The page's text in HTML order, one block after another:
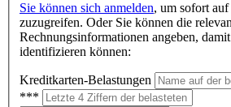
Sie können sich anmelden, um sofort
zuzugreifen. Oder Sie können die
Rechnungsinformationen angeben,
identifizieren können:
Kreditkarten-Belastungen
***